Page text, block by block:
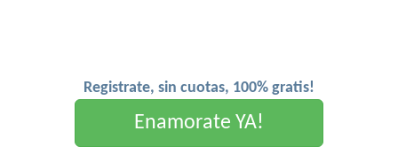
Registrate, sin cuotas, 100% gratis!
Enamorate YA!